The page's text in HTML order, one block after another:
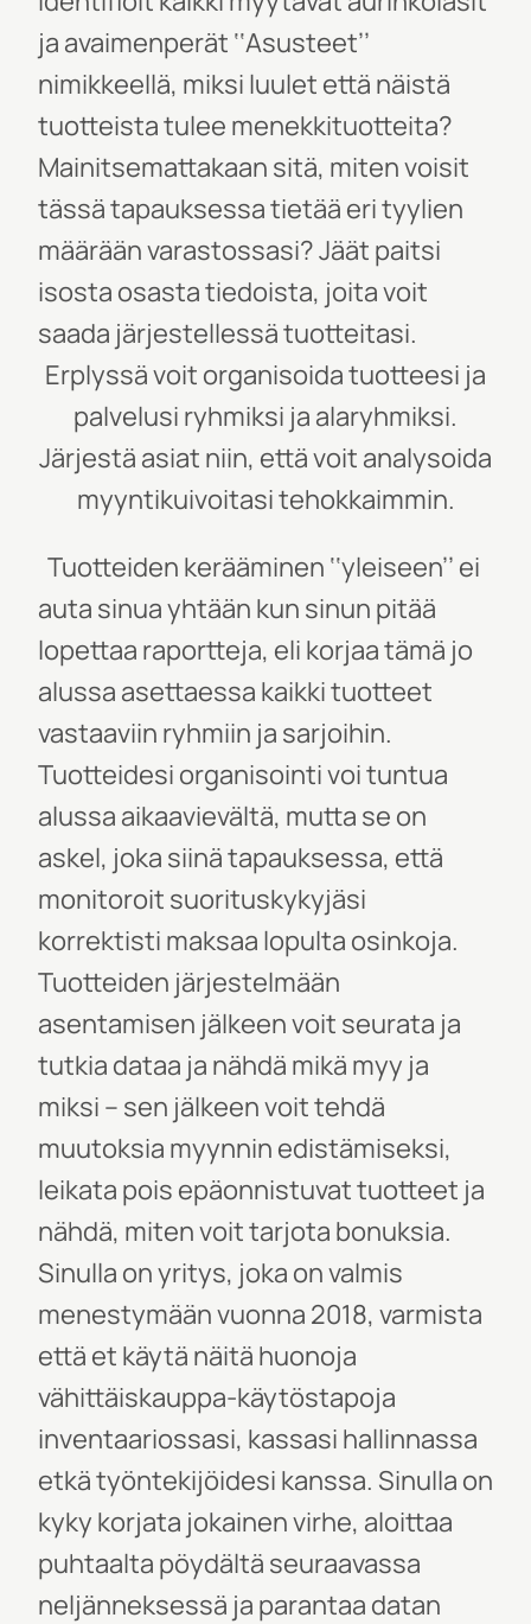
ja avaimenperät ‘‘Asusteet’’
nimikkeellä, miksi luulet että näistä
tuotteista tulee menekkituotteita?
Mainitsemattakaan sitä, miten voisit
tässä tapauksessa tietää eri tyylien
määrään varastossasi? Jäät paitsi
isosta osasta tiedoista, joita voit
saada järjestellessä tuotteitasi.
Erplyssä voit organisoida tuotteesi ja
palvelusi ryhmiksi ja alaryhmiksi.
Järjestä asiat niin, että voit analysoida
myyntikuivoitasi tehokkaimmin.
Tuotteiden kerääminen ‘‘yleiseen’’ ei
auta sinua yhtään kun sinun pitää
lopettaa raportteja, eli korjaa tämä jo
alussa asettaessa kaikki tuotteet
vastaaviin ryhmiin ja sarjoihin.
Tuotteidesi organisointi voi tuntua
alussa aikaavievältä, mutta se on
askel, joka siinä tapauksessa, että
monitoroit suorituskykyjäsi
korrektisti maksaa lopulta osinkoja.
Tuotteiden järjestelmään
asentamisen jälkeen voit seurata ja
tutkia dataa ja nähdä mikä myy ja
miksi – sen jälkeen voit tehdä
muutoksia myynnin edistämiseksi,
leikata pois epäonnistuvat tuotteet ja
nähdä, miten voit tarjota bonuksia.
Sinulla on yritys, joka on valmis
menestymään vuonna 2018, varmista
että et käytä näitä huonoja
vähittäiskauppa-käytöstapoja
inventaariossasi, kassasi hallinnassa
etkä työntekijöidesi kanssa. Sinulla on
kyky korjata jokainen virhe, aloittaa
puhtaalta pöydältä seuraavassa
neljänneksessä ja parantaa datan